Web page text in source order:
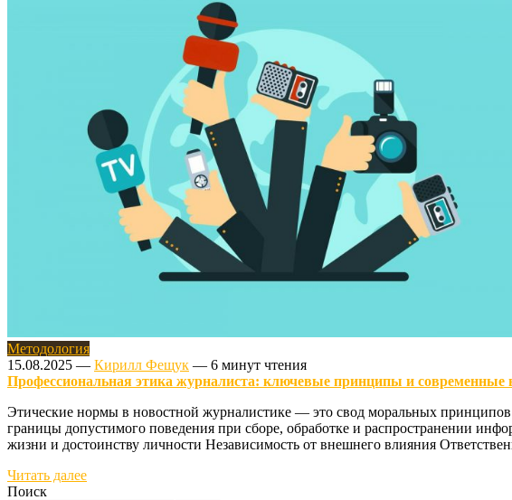
Методология
15.08.2025 — Кирилл Фещук — 6 минут чтения
Профессиональная этика журналиста: ключевые принципы и современные
Этические нормы в новостной журналистике — это свод моральных
границы допустимого поведения при сборе, обработке и распространении
жизни и достоинству личности Независимость от внешнего влияния
Читать далее
Поиск